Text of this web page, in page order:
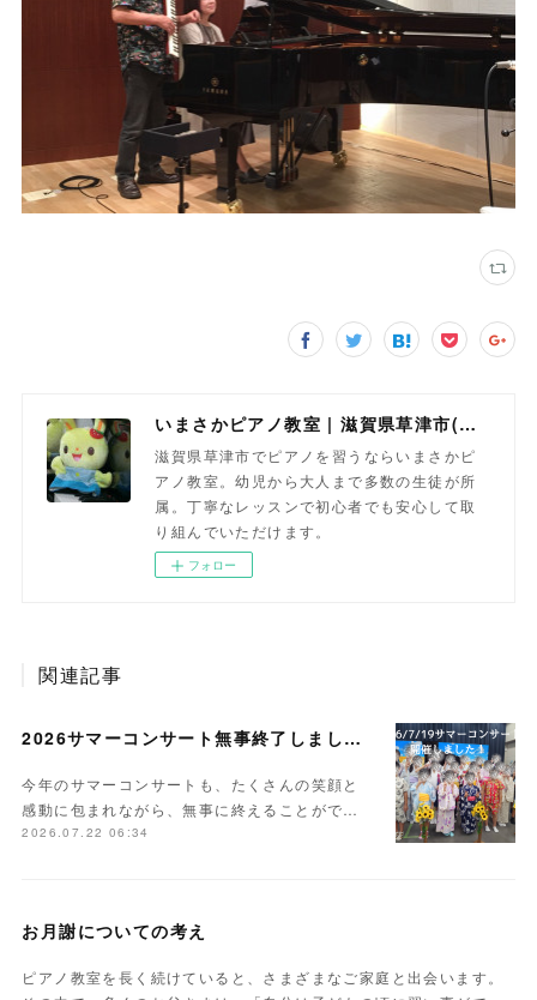
いまさかピアノ教室 | 滋賀県草津市(南草津)のピアノ教室
滋賀県草津市でピアノを習うならいまさかピ
アノ教室。幼児から大人まで多数の生徒が所
属。丁寧なレッスンで初心者でも安心して取
り組んでいただけます。
フォロー
関連記事
2026サマーコンサート無事終了しました。
今年のサマーコンサートも、たくさんの笑顔と
感動に包まれながら、無事に終えることがで…
2026.07.22 06:34
お月謝についての考え
ピアノ教室を長く続けていると、さまざまなご家庭と出会います。